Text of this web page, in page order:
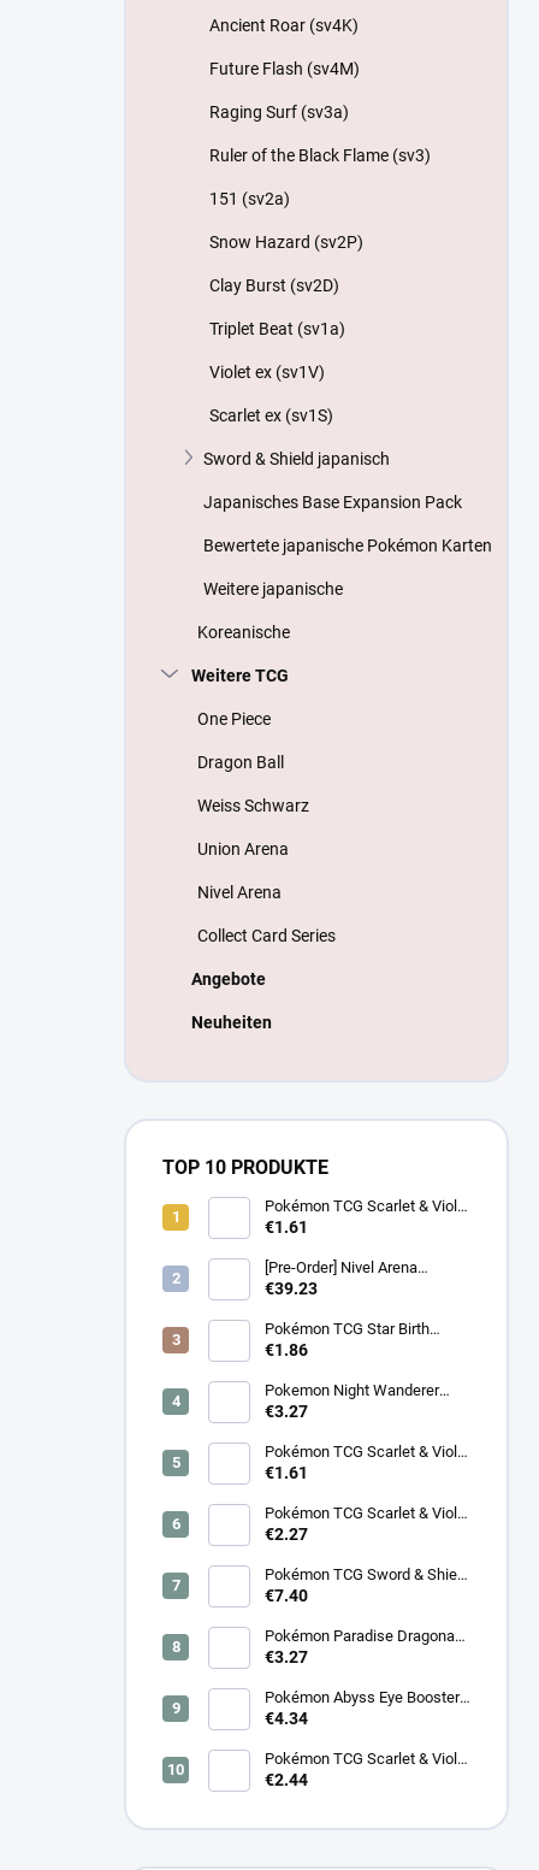
Ancient Roar (sv4K)
Future Flash (sv4M)
Raging Surf (sv3a)
Ruler of the Black Flame (sv3)
151 (sv2a)
Snow Hazard (sv2P)
Clay Burst (sv2D)
Triplet Beat (sv1a)
Violet ex (sv1V)
Scarlet ex (sv1S)
Sword & Shield japanisch
Japanisches Base Expansion Pack
Bewertete japanische Pokémon Karten
Weitere japanische
Koreanische
Weitere TCG
One Piece
Dragon Ball
Weiss Schwarz
Union Arena
Nivel Arena
Collect Card Series
Angebote
Neuheiten
TOP 10 PRODUKTE
Pokémon TCG Scarlet & Violet
Battle Partners Booster –
€1.61
[Pre-Order] Nivel Arena
Goddess of Victory NIKKE
Box - Koreanisch
€39.23
Pokémon TCG Star Birth
Booster – Koreanisch
€1.86
Pokemon Night Wanderer
Booster (sv6a) - Japanisch
€3.27
Pokémon TCG Scarlet & Violet
Night Wanderer Booster –
€1.61
Pokémon TCG Scarlet & Violet
Surging Sparks Booster –
€2.27
Pokémon TCG Sword & Shield
Eevee Heroes Booster –
€7.40
Pokémon Paradise Dragona
Booster (SV7a) – Japanisch
€3.27
Pokémon Abyss Eye Booster
(M5) – Japanisch
€4.34
Pokémon TCG Scarlet & Violet
Cyber Judge Booster -
€2.44